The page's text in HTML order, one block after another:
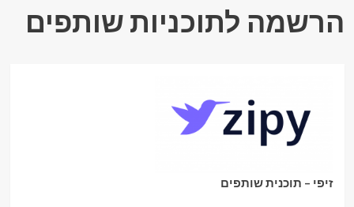
הרשמה לתוכניות שותפים
זיפי – תוכנית שותפים